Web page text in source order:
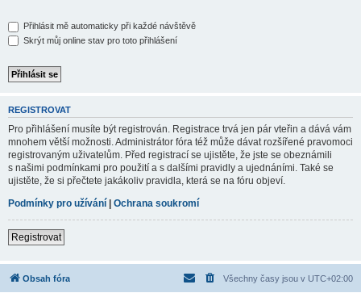
Přihlásit mě automaticky při každé návštěvě
Skrýt můj online stav pro toto přihlášení
REGISTROVAT
Pro přihlášení musíte být registrován. Registrace trvá jen pár vteřin a dává vám
mnohem větší možnosti. Administrátor fóra též může dávat rozšířené pravomoci
registrovaným uživatelům. Před registrací se ujistěte, že jste se obeznámili
s našimi podmínkami pro použití a s dalšími pravidly a ujednáními. Také se
ujistěte, že si přečtete jakákoliv pravidla, která se na fóru objeví.
Podmínky pro užívání | Ochrana soukromí
Registrovat
Obsah fóra Všechny časy jsou v UTC+02:00